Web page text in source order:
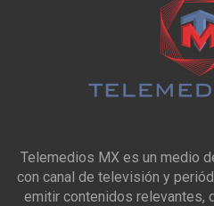
Telemedios MX es un medio
con canal de televisión y
emitir contenidos relevantes,